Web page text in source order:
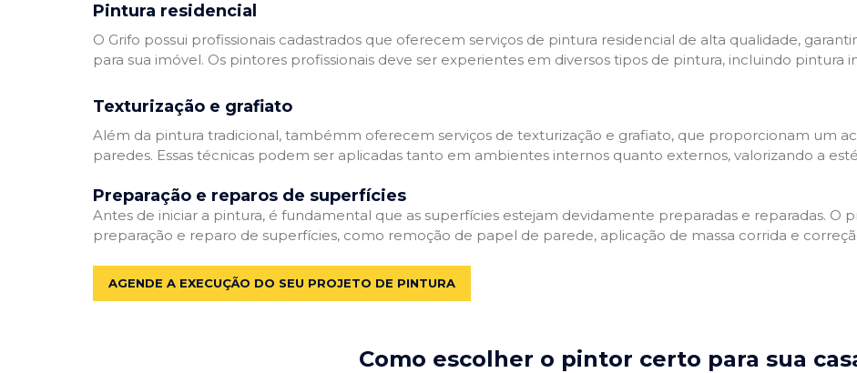
Pintura residencial
O Grifo possui profissionais cadastrados que oferecem serviços de pintura residencial de alta qualidade,
para sua imóvel. Os pintores profissionais deve ser experientes em diversos tipos de pintura, incluindo pintura
Texturização e grafiato
Além da pintura tradicional, tambémm oferecem serviços de texturização e grafiato, que proporcionam um
paredes. Essas técnicas podem ser aplicadas tanto em ambientes internos quanto externos, valorizando a
Preparação e reparos de superfícies
Antes de iniciar a pintura, é fundamental que as superfícies estejam devidamente preparadas e reparadas. O
preparação e reparo de superfícies, como remoção de papel de parede, aplicação de massa corrida e
AGENDE A EXECUÇÃO DO SEU PROJETO DE PINTURA
Como escolher o pintor certo para sua